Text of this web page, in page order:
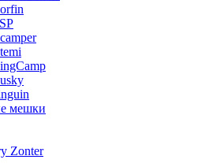
мешки
Zonter